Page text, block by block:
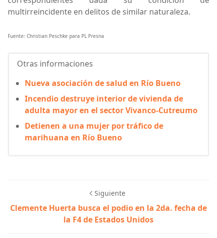
multirreincidente en delitos de similar naturaleza.
Fuente: Christian Peschke para PL Presna
Otras informaciones
Nueva asociación de salud en Río Bueno
Incendio destruye interior de vivienda de
adulta mayor en el sector Vivanco-Cutreumo
Detienen a una mujer por tráfico de
marihuana en Río Bueno
Siguiente
Clemente Huerta busca el podio en la 2da. fecha de
la F4 de Estados Unidos